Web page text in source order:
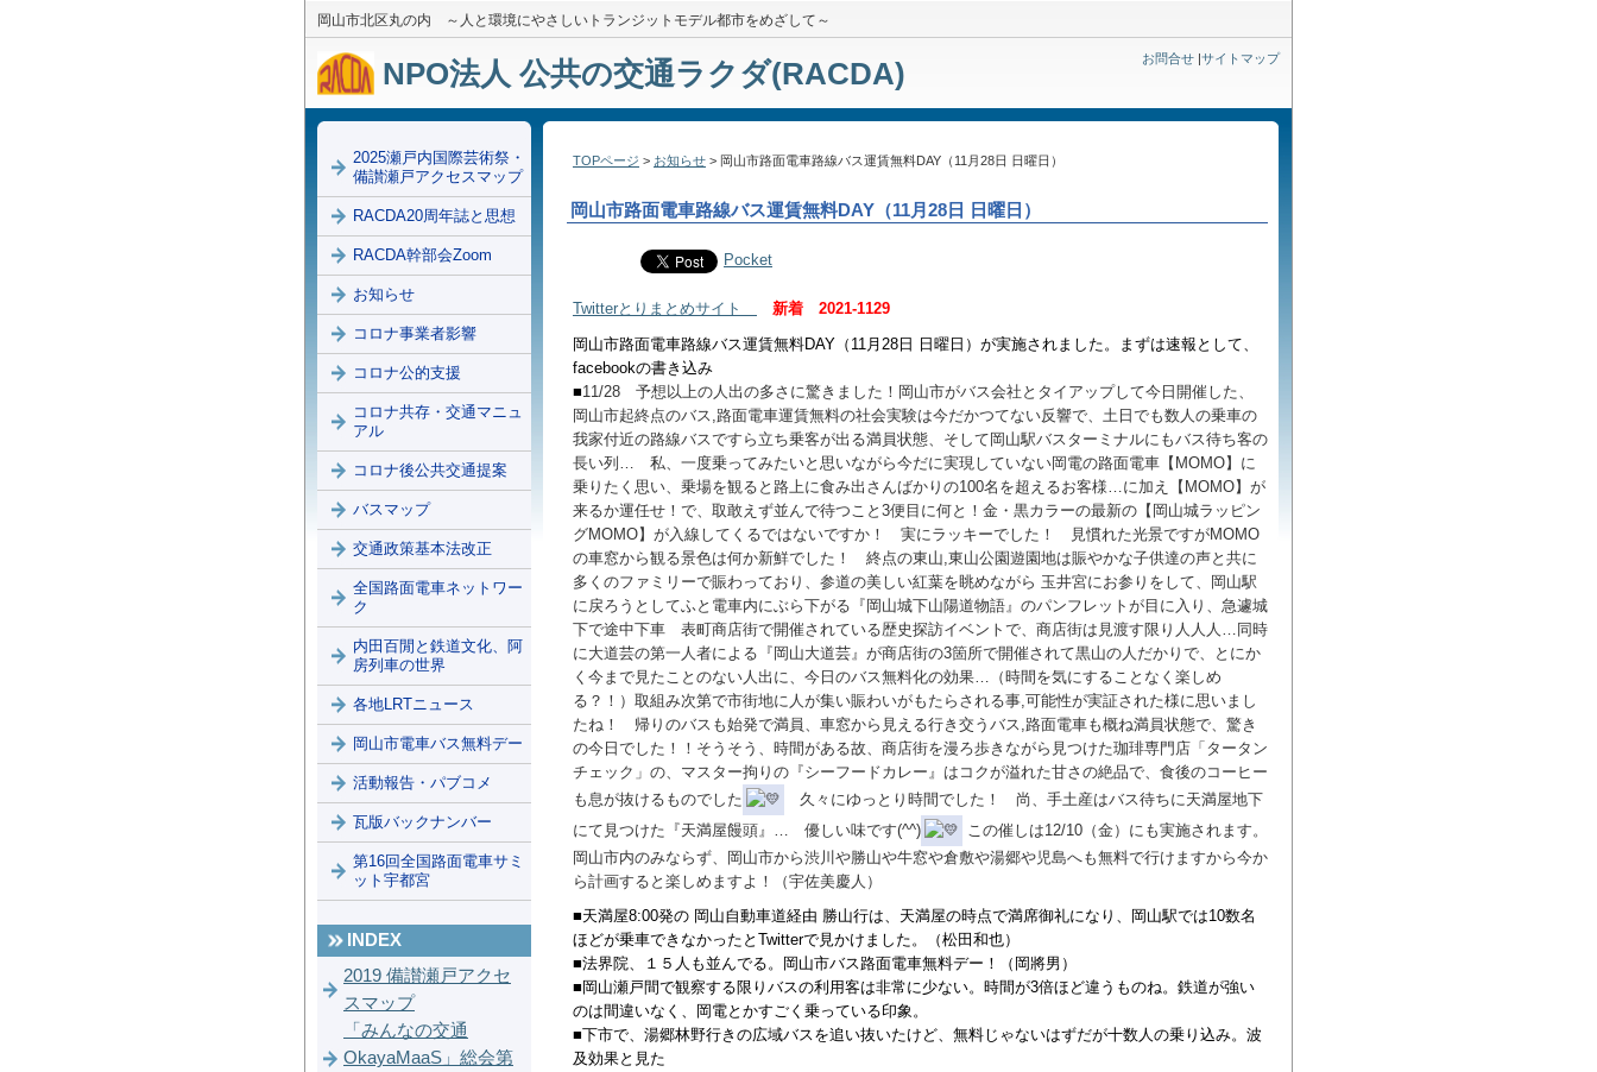
岡山市北区丸の内 ～人と環境にやさしいトランジットモデル都市をめざして～
NPO法人 公共の交通ラクダ(RACDA) お問合せ |サイトマップ
TOPページ > お知らせ > 岡山市路面電車路線バス運賃無料DAY（11月28日 日曜日）
岡山市路面電車路線バス運賃無料DAY（11月28日 日曜日）
Pocket
Twitterとりまとめサイト
新着 2021-1129
岡山市路面電車路線バス運賃無料DAY（11月28日 日曜日）が実施されました。まずは速報として、
facebookの書き込み
■11/28 予想以上の人出の多さに驚きました！岡山市がバス会社とタイアップして今日開催した、
岡山市起終点のバス,路面電車運賃無料の社会実験は今だかつてない反響で、土日でも数人の乗車の
我家付近の路線バスですら立ち乗客が出る満員状態、そして岡山駅バスターミナルにもバス待ち客の
長い列… 私、一度乗ってみたいと思いながら今だに実現していない岡電の路面電車【MOMO】に
乗りたく思い、乗場を観ると路上に食み出さんばかりの100名を超えるお客様…に加え【MOMO】が
来るか運任せ！で、取敢えず並んで待つこと3便目に何と！金・黒カラーの最新の【岡山城ラッピン
グMOMO】が入線してくるではないですか！ 実にラッキーでした！ 見慣れた光景ですがMOMO
の車窓から観る景色は何か新鮮でした！ 終点の東山,東山公園遊園地は賑やかな子供達の声と共に
多くのファミリーで賑わっており、参道の美しい紅葉を眺めながら 玉井宮にお参りをして、岡山駅
に戻ろうとしてふと電車内にぶら下がる『岡山城下山陽道物語』のパンフレットが目に入り、急遽城
下で途中下車 表町商店街で開催されている歴史探訪イベントで、商店街は見渡す限り人人人…同時
に大道芸の第一人者による『岡山大道芸』が商店街の3箇所で開催されて黒山の人だかりで、とにか
く今まで見たことのない人出に、今日のバス無料化の効果…（時間を気にすることなく楽しめ
る？！）取組み次第で市街地に人が集い賑わいがもたらされる事,可能性が実証された様に思いまし
たね！ 帰りのバスも始発で満員、車窓から見える行き交うバス,路面電車も概ね満員状態で、驚き
の今日でした！！そうそう、時間がある故、商店街を漫ろ歩きながら見つけた珈琲専門店「タータン
チェック」の、マスター拘りの『シーフードカレー』はコクが溢れた甘さの絶品で、食後のコーヒー
も息が抜けるものでした
久々にゆっとり時間でした！ 尚、手土産はバス待ちに天満屋地下
にて見つけた『天満屋饅頭』… 優しい味です(^^)
この催しは12/10（金）にも実施されます。
岡山市内のみならず、岡山市から渋川や勝山や牛窓や倉敷や湯郷や児島へも無料で行けますから今か
ら計画すると楽しめますよ！（宇佐美慶人）
■天満屋8:00発の 岡山自動車道経由 勝山行は、天満屋の時点で満席御礼になり、岡山駅では10数名
ほどが乗車できなかったとTwitterで見かけました。（松田和也）
■法界院、１５人も並んでる。岡山市バス路面電車無料デー！（岡將男）
■岡山瀬戸間で観察する限りバスの利用客は非常に少ない。時間が3倍ほど違うものね。鉄道が強い
のは間違いなく、岡電とかすごく乗っている印象。
■下市で、湯郷林野行きの広域バスを追い抜いたけど、無料じゃないはずだが十数人の乗り込み。波
及効果と見た
2025瀬戸内国際芸術祭・
備讃瀬戸アクセスマップ
RACDA20周年誌と思想
RACDA幹部会Zoom
お知らせ
コロナ事業者影響
コロナ公的支援
コロナ共存・交通マニュ
アル
コロナ後公共交通提案
バスマップ
交通政策基本法改正
全国路面電車ネットワー
ク
内田百閒と鉄道文化、阿
房列車の世界
各地LRTニュース
岡山市電車バス無料デー
活動報告・パブコメ
瓦版バックナンバー
第16回全国路面電車サミ
ット宇都宮
INDEX
2019 備讃瀬戸アクセ
スマップ
「みんなの交通
OkayaMaaS」総会第